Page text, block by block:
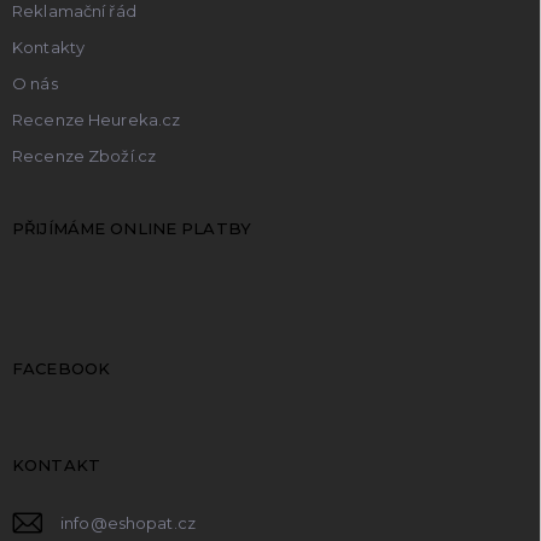
Reklamační řád
Kontakty
O nás
Recenze Heureka.cz
Recenze Zboží.cz
PŘIJÍMÁME ONLINE PLATBY
FACEBOOK
KONTAKT
info@eshopat.cz